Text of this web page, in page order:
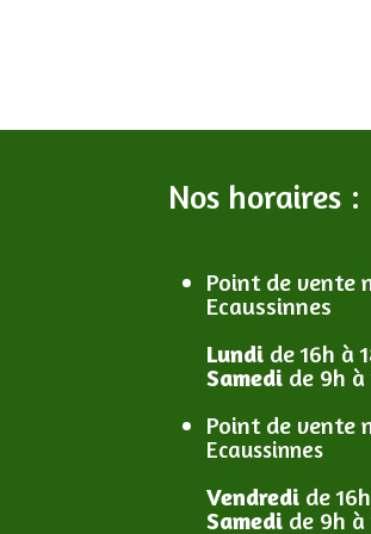
Nos horaires :
Point de vente
Ecaussinnes
Lundi de 16h à
Samedi de 9h à
Point de vente
Ecaussinnes
Vendredi de
Samedi de 9h à